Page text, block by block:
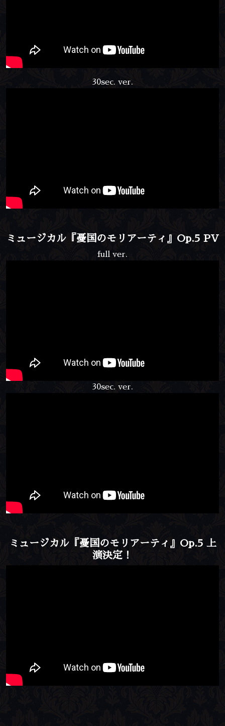
30sec. ver.
ミュージカル『憂国のモリアーティ』Op.5 PV
full ver.
30sec. ver.
ミュージカル『憂国のモリアーティ』Op.5 上
演決定！